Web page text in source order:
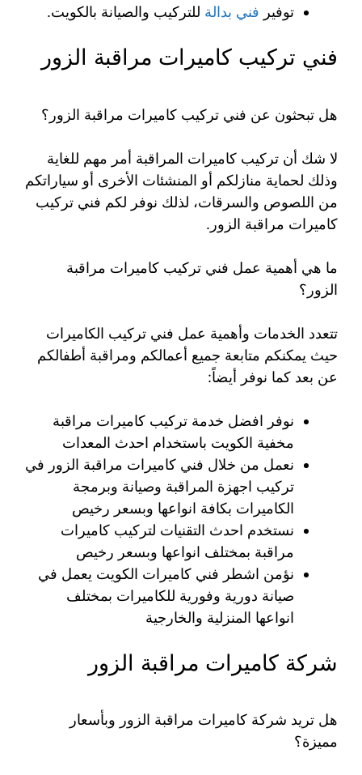
توفير فني بدالة للتركيب والصيانة بالكويت.
فني تركيب كاميرات مراقبة الزور
هل تبحثون عن فني تركيب كاميرات مراقبة الزور؟
لا شك أن تركيب كاميرات المراقبة أمر مهم للغاية
وذلك لحماية منازلكم أو المنشئات الأخرى أو سياراتكم
من اللصوص والسرقات، لذلك نوفر لكم فني تركيب
كاميرات مراقبة الزور.
ما هي أهمية عمل فني تركيب كاميرات مراقبة
الزور؟
تتعدد الخدمات وأهمية عمل فني تركيب الكاميرات
حيث يمكنكم متابعة جميع أعمالكم ومراقبة أطفالكم
عن بعد كما نوفر أيضاً:
نوفر افضل خدمة تركيب كاميرات مراقبة
مخفية الكويت باستخدام احدث المعدات
نعمل من خلال فني كاميرات مراقبة الزور في
تركيب اجهزة المراقبة وصيانة وبرمجة
الكاميرات بكافة انواعها وبسعر رخيص
نستخدم احدث التقنيات لتركيب كاميرات
مراقبة بمختلف انواعها وبسعر رخيص
نؤمن اشطر فني كاميرات الكويت يعمل في
صيانة دورية وفورية للكاميرات بمختلف
انواعها المنزلية والخارجية
شركة كاميرات مراقبة الزور
هل تريد شركة كاميرات مراقبة الزور وبأسعار
مميزة؟